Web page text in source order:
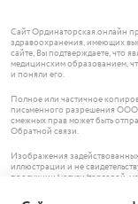
Сайт Ординаторская.онлайн
здравоохранения, имеющих
сайте, Вы подтверждаете, что
медицинским образованием,
и поняли его.
Полное или частичное
письменного разрешения ООО
смежных прав может быть
Обратной связи.
Изображения
иллюстрации и не
продукции/услуги/торговой